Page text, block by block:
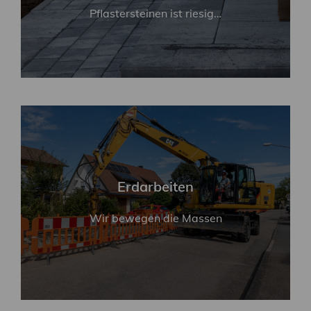
WEITERLESENPflastersteinen ist riesig…
Pflasterung für Straßen,
Wege und Plätze
Ihre Vorstellungen an Material und
Gestaltung setzen wir um mit unserer
Erfahrung und gestalten Ihnen einen
einzigartigen Platz zum Wohlfühlen
WEITERLESEN
Erdarbeiten
Wir bewegen die Massen